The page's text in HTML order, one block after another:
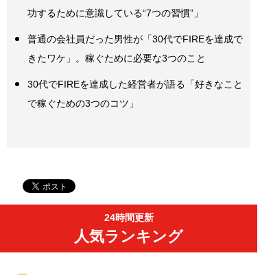
功するために意識している“7つの習慣”」
普通の会社員だった男性が「30代でFIREを達成で
きたワケ」。稼ぐために必要な3つのこと
30代でFIREを達成した経営者が語る「好きなこと
で稼ぐための3つのコツ」
24時間更新
人気ランキング